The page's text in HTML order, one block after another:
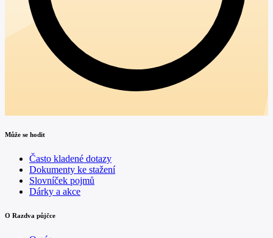
Může se hodit
Často kladené dotazy
Dokumenty ke stažení
Slovníček pojmů
Dárky a akce
O Razdva půjčce